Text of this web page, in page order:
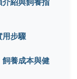
用步驟
養成本與健